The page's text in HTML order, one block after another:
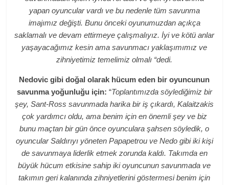
yapan oyuncular vardı ve bu nedenle tüm savunma
imajımız değişti. Bunu önceki oyunumuzdan açıkça
saklamalı ve devam ettirmeye çalışmalıyız. İyi ve kötü anlar
yaşayacağımız kesin ama savunmacı yaklaşımımız ve
zihniyetimiz temelimiz olmalı “dedi.
Nedovic gibi doğal olarak hücum eden bir oyuncunun
savunma yoğunluğu için: “Toplantımızda söylediğimiz bir
şey, Sant-Ross savunmada harika bir iş çıkardı, Kalaitzakis
çok yardımcı oldu, ama benim için en önemli şey ve biz
bunu maçtan bir gün önce oyunculara şahsen söyledik, o
oyuncular Saldırıyı yöneten Papapetrou ve Nedo gibi iki kişi
de savunmaya liderlik etmek zorunda kaldı. Takımda en
büyük hücum etkisine sahip iki oyuncunun savunmada ve
takımın geri kalanında zihniyetlerini göstermesi benim için